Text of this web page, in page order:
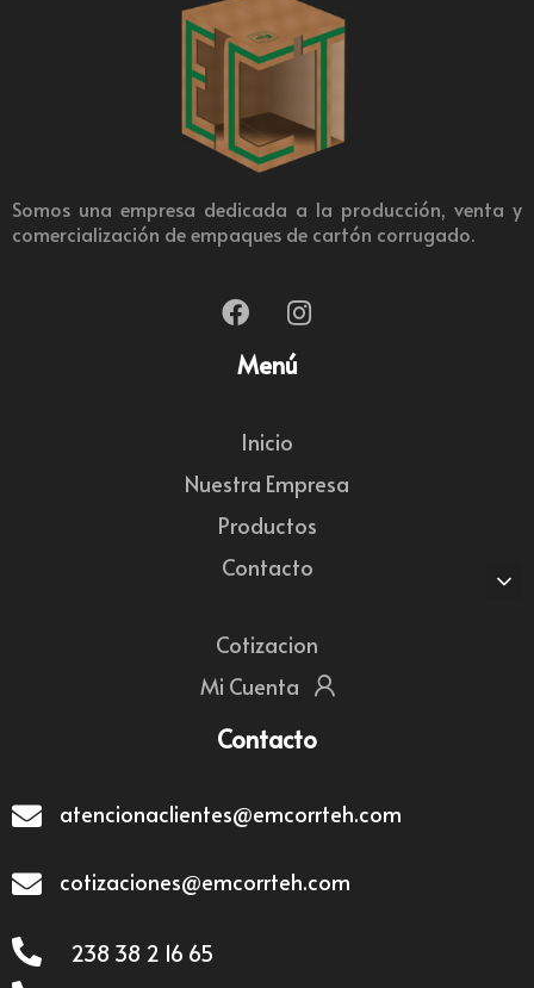
Somos una empresa dedicada a la producción, venta y
comercialización de empaques de cartón corrugado.
Menú
Inicio
Nuestra Empresa
Productos
Contacto
Cotizacion
Mi Cuenta
Contacto
atencionaclientes@emcorrteh.com
cotizaciones@emcorrteh.com
238 38 2 16 65